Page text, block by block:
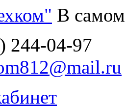
В самом
244-04-97